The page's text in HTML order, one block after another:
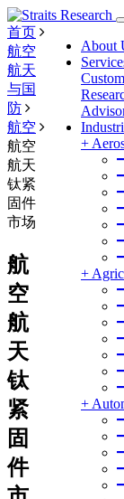
About
+
+
+
首页
航空
航天
与国
防
航空
航空
航天
钛紧
固件
市场
航
空
航
天
钛
紧
固
件